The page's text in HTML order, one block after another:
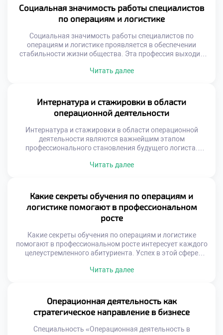
роста. Поддержка является фундаментом формирования
компетентного специалиста. Образовательный процесс
сочетает теорию с интенсивной практикой. Наставники
помогают преодолевать трудности на […]
Социальная значимость работы специалистов
по операциям и логистике
Социальная значимость работы специалистов по
операциям и логистике проявляется в обеспечении
стабильности жизни общества. Эта профессия выходит
складского учета. Логисты формируют невидимый
функционирование городов и поселений. Понимание этой
миссии меняет отношение к учебному процессу. Многие
абитуриенты видят в […]
Читать далее
Интернатура и стажировки в области
операционной деятельности
Интернатура и стажировки в области операционной
деятельности являются важнейшим этапом
профессионального становления будущего логиста.
только через призму реальной практики. Без погружения
часто недооценивают значимость этого периода для
карьеры. Именно на практике происходит
трансформация учащегося в специалиста. Практическая
подготовка занимает существенную […]
Читать далее
Какие секреты обучения по операциям и
логистике помогают в профессиональном
росте
Какие секреты обучения по операциям и логистике
помогают в профессиональном росте интересует каждого
целеустремленного абитуриента. Успех в этой сфере
стратегии учебы. Простое запоминание материала не
процесса и использовать их. Осознанный подход к
обучению отличает лидера от […]
Читать далее
Операционная деятельность как
стратегическое направление в бизнесе
Специальность «Операционная деятельность в